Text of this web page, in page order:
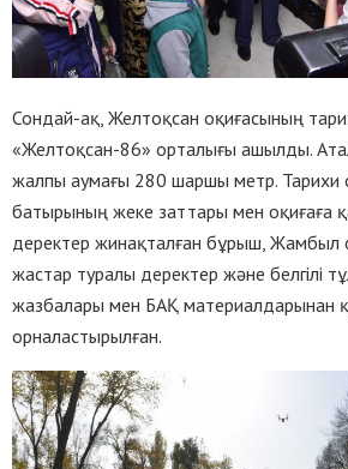
Сондай-ақ, Желтоқсан оқиғасының
«Желтоқсан-86» орталығы ашылды.
жалпы аумағы 280 шаршы метр. Тарихи
батырының жеке заттары мен оқиғаға
деректер жинақталған бұрыш, Жамбыл
жастар туралы деректер және белгілі
жазбалары мен БАҚ материалдарынан
орналастырылған.